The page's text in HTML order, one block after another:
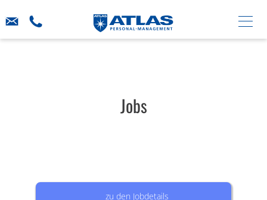
Jobs
zu den Jobdetails